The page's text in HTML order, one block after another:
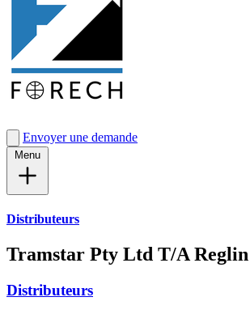
Envoyer une demande
Distributeurs
Tramstar Pty Ltd T/A Reglin
Distributeurs